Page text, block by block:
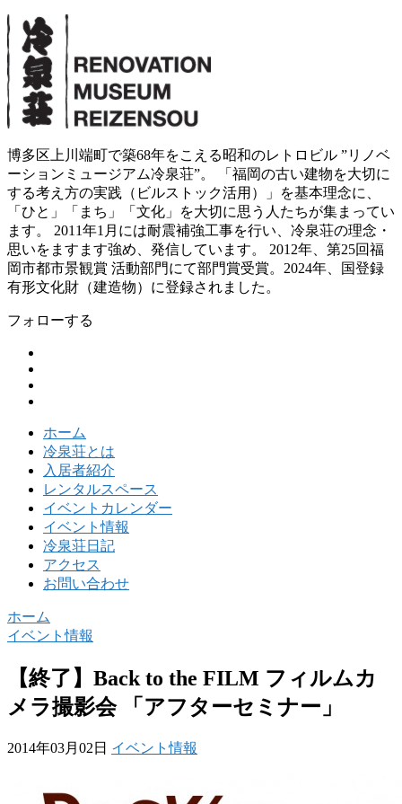
博多区上川端町で築68年をこえる昭和のレトロビル ”リノベ
ーションミュージアム冷泉荘”。 「福岡の古い建物を大切に
する考え方の実践（ビルストック活用）」を基本理念に、
「ひと」「まち」「文化」を大切に思う人たちが集まってい
ます。 2011年1月には耐震補強工事を行い、冷泉荘の理念・
思いをますます強め、発信しています。 2012年、第25回福
岡市都市景観賞 活動部門にて部門賞受賞。2024年、国登録
有形文化財（建造物）に登録されました。
フォローする
ホーム
冷泉荘とは
入居者紹介
レンタルスペース
イベントカレンダー
イベント情報
冷泉荘日記
アクセス
お問い合わせ
ホーム
イベント情報
【終了】Back to the FILM フィルムカ
メラ撮影会 「アフターセミナー」
2014年03月02日 イベント情報